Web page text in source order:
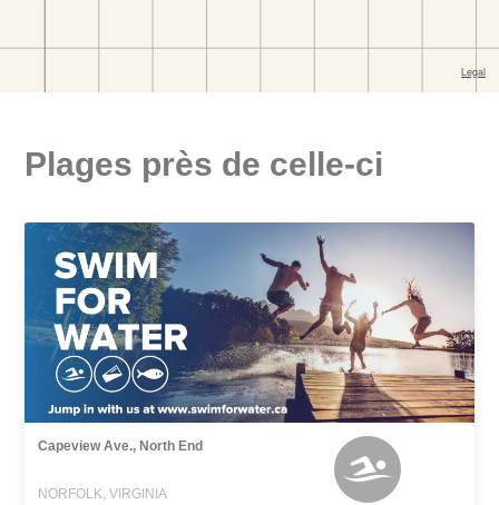
Plages près de celle-ci
Capeview Ave., North End
NORFOLK, VIRGINIA